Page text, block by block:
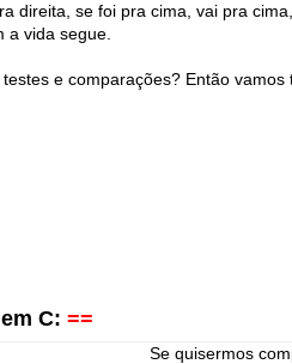
direita, se foi pra cima, vai pra
a vida segue.
e comparações? Então vamos
C: ==
Se quisermos